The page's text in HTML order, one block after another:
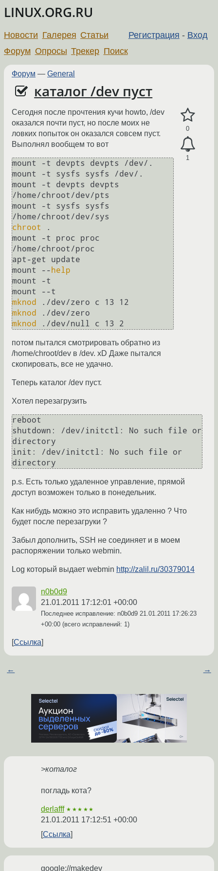
LINUX.ORG.RU
Регистрация - Вход
Новости Галерея Статьи
Форум Опросы Трекер Поиск
Форум — General
каталог /dev пуст
0
1
Сегодня после прочтения кучи howto, /dev
оказался почти пуст, но после моих не
ловких попыток он оказался совсем пуст.
Выполнял вообщем то вот
mount -t devpts devpts /dev/.
mount -t sysfs sysfs /dev/.
mount -t devpts devpts
/home/chroot/dev/pts
mount -t sysfs sysfs
chroot
.
mount -t proc proc
/home/chroot/proc
apt-get update
mount -- help
mount -t
mknod
mknod
mknod
потом пытался смотрировать обратно из
/home/chroot/dev в /dev. xD Даже пытался
скопировать, все не удачно.
Теперь каталог /dev пуст.
Хотел перезагрузить
reboot
shutdown: /dev/initctl: No such file or
directory
init: /dev/initctl: No such file or
p.s. Есть только удаленное управление, прямой
доступ возможен только в понедельник.
Как нибудь можно это исправить удаленно ? Что
будет после перезагруки ?
Забыл дополнить, SSH не соединяет и в моем
распоряжении только webmin.
Log который выдает webmin http://zalil.ru/30379014
n0b0d9
21.01.2011 17:12:01 +00:00
Последнее исправление: n0b0d9 21.01.2011 17:26:23
+00:00 (всего исправлений: 1)
Ссылка
← →
>коталог
погладь кота?
derlafff ★★★★★
21.01.2011 17:12:51 +00:00
Ссылка
google://makedev